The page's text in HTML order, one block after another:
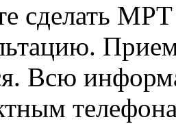
сделать
Всю